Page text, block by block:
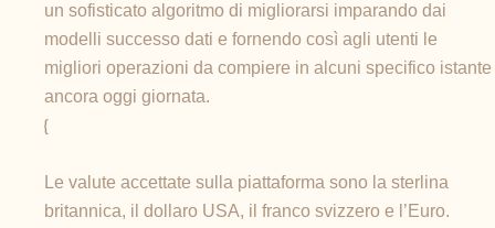
un sofisticato algoritmo di migliorarsi imparando dai
modelli successo dati e fornendo così agli utenti le
migliori operazioni da compiere in alcuni specifico istante
ancora oggi giornata.
{
Le valute accettate sulla piattaforma sono la sterlina
britannica, il dollaro USA, il franco svizzero e l’Euro.